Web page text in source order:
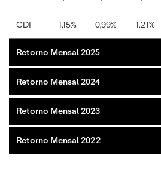
CDI 1,15% 0,99% 1,21%
Retorno Mensal 2025
Retorno Mensal 2024
Retorno Mensal 2023
Retorno Mensal 2022